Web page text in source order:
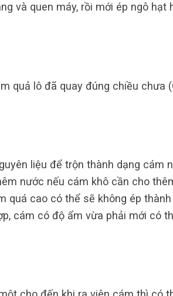
và quen máy, rồi mới ép ngô hạt
quả lô đã quay đúng chiều chưa
liệu để trộn thành dạng cám
nước nếu cám khô cần cho
quá cao có thể sẽ không ép thành
cám có độ ẩm vừa phải mới có